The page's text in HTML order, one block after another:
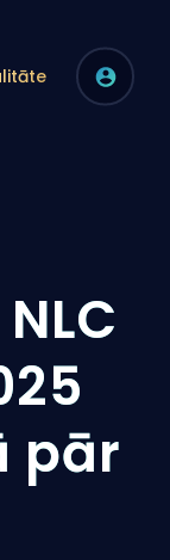
NLC
pār